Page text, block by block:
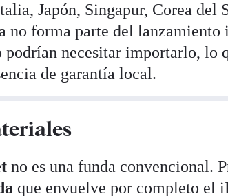
Japón, Singapur, Corea del
no forma parte del
podrían necesitar importarlo, lo
de garantía local.
no es una funda convencional.
que envuelve por completo el